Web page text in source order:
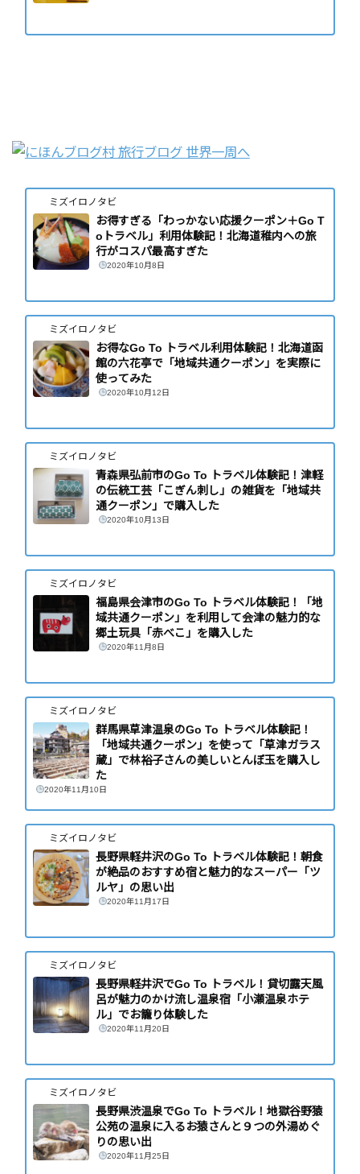
ミズイロノタビ
お得すぎる「わっかない応援クーポン＋Go T
oトラベル」利用体験記！北海道稚内への旅
行がコスパ最高すぎた
2020年10月8日
ミズイロノタビ
お得なGo To トラベル利用体験記！北海道函
館の六花亭で「地域共通クーポン」を実際に
使ってみた
2020年10月12日
ミズイロノタビ
青森県弘前市のGo To トラベル体験記！津軽
の伝統工芸「こぎん刺し」の雑貨を「地域共
通クーポン」で購入した
2020年10月13日
ミズイロノタビ
福島県会津市のGo To トラベル体験記！「地
域共通クーポン」を利用して会津の魅力的な
郷土玩具「赤べこ」を購入した
2020年11月8日
ミズイロノタビ
群馬県草津温泉のGo To トラベル体験記！
「地域共通クーポン」を使って「草津ガラス
蔵」で林裕子さんの美しいとんぼ玉を購入し
た
2020年11月10日
ミズイロノタビ
長野県軽井沢のGo To トラベル体験記！朝食
が絶品のおすすめ宿と魅力的なスーパー「ツ
ルヤ」の思い出
2020年11月17日
ミズイロノタビ
長野県軽井沢でGo To トラベル！貸切露天風
呂が魅力のかけ流し温泉宿「小瀬温泉ホテ
ル」でお籠り体験した
2020年11月20日
ミズイロノタビ
長野県渋温泉でGo To トラベル！地獄谷野猿
公苑の温泉に入るお猿さんと９つの外湯めぐ
りの思い出
2020年11月25日